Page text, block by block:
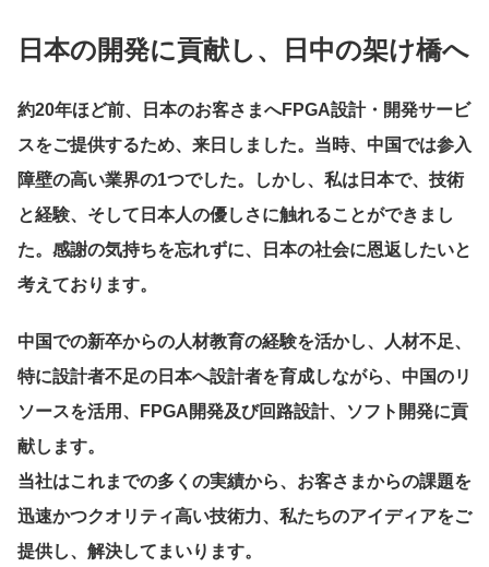
日本の開発に貢献し、日中の架け橋へ
約20年ほど前、日本のお客さまへFPGA設計・開発サービ
スをご提供するため、来日しました。当時、中国では参入
障壁の高い業界の1つでした。しかし、私は日本で、技術
と経験、そして日本人の優しさに触れることができまし
た。感謝の気持ちを忘れずに、日本の社会に恩返したいと
考えております。
中国での新卒からの人材教育の経験を活かし、人材不足、
特に設計者不足の日本へ設計者を育成しながら、中国のリ
ソースを活用、FPGA開発及び回路設計、ソフト開発に貢
献します。
当社はこれまでの多くの実績から、お客さまからの課題を
迅速かつクオリティ高い技術力、私たちのアイディアをご
提供し、解決してまいります。